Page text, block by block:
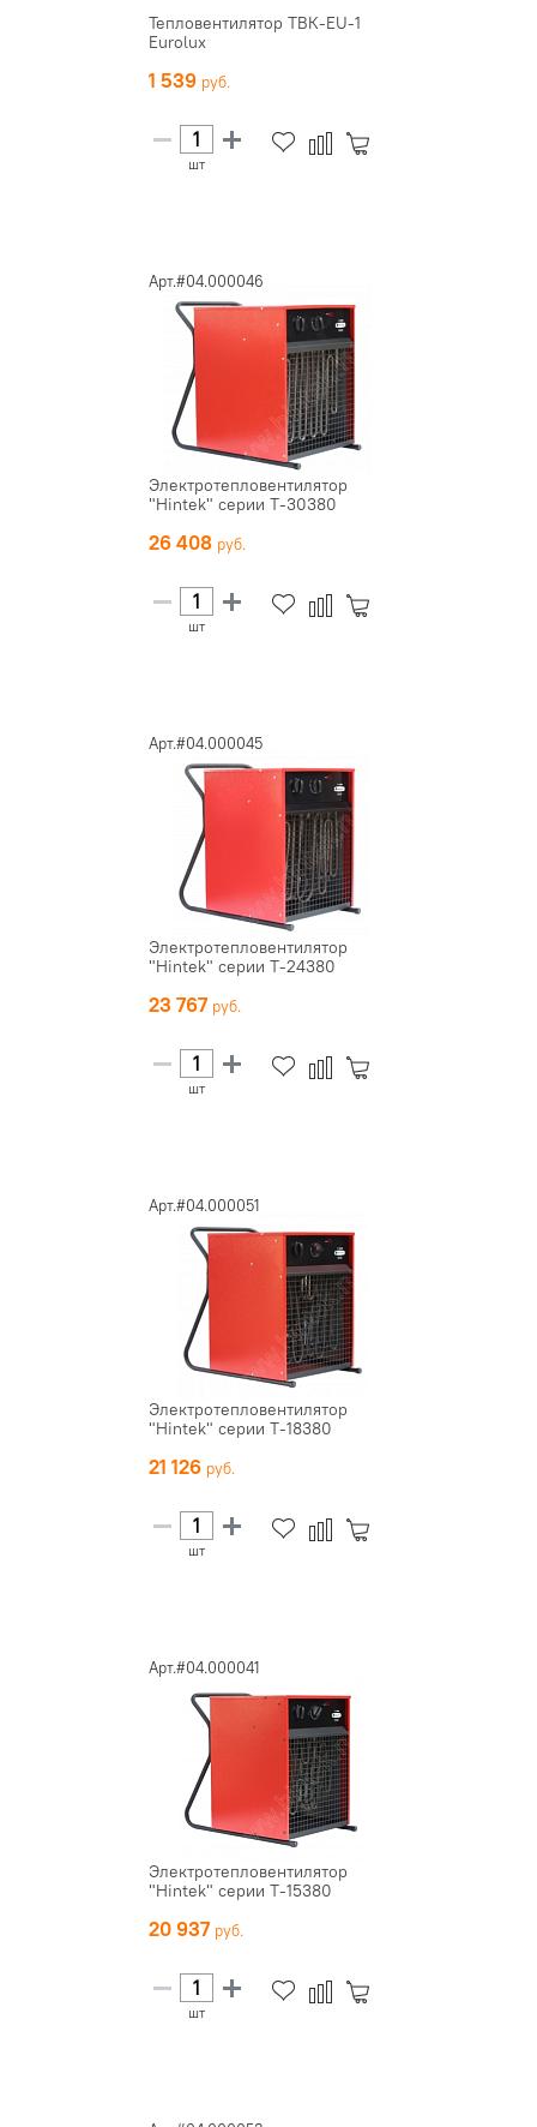
Тепловентилятор ТВК-EU-1
Eurolux
1 539
шт
Арт.#04.000046
Электротепловентилятор
"Hintek" серии Т-30380
26 408
шт
Арт.#04.000045
Электротепловентилятор
"Hintek" серии Т-24380
23 767
шт
Арт.#04.000051
Электротепловентилятор
"Hintek" серии Т-18380
21 126
шт
Арт.#04.000041
Электротепловентилятор
"Hintek" серии Т-15380
20 937
шт